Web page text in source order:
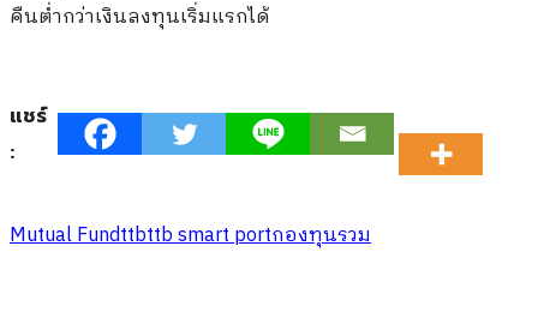
คืนต่ำกว่าเงินลงทุนเริ่มแรกได้
แชร์
:
Mutual Fundttbttb smart portกองทุนรวม